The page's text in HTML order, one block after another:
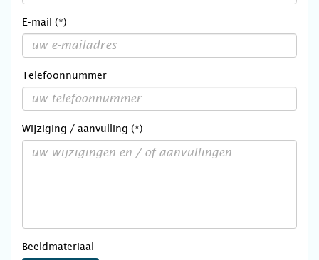
E-mail (*)
Telefoonnummer
Wijziging / aanvulling (*)
Beeldmateriaal